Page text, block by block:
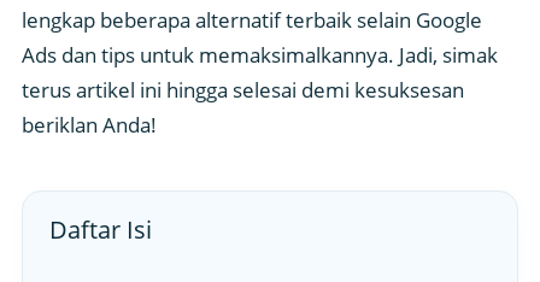
lengkap beberapa alternatif terbaik selain Google
Ads dan tips untuk memaksimalkannya. Jadi, simak
terus artikel ini hingga selesai demi kesuksesan
beriklan Anda!
Daftar Isi